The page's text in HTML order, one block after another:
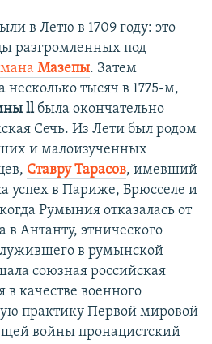
в Летю в 1709 году: это
разгромленных под
Мазепы. Затем
несколько тысяч в 1775-м,
llбыла окончательно
Сечь. Из Лети был родом
и малоизученных
Ставру Тарасов, имевший
успех в Париже, Брюсселе и
Румыния отказалась от
в Антанту, этнического
в румынской
союзная российская
качестве военного
практику Первой мировой
войны пронацистский